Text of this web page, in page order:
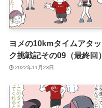
ヨメの10kmタイムアタッ
ク挑戦記その09（最終回）
2022年11月23日